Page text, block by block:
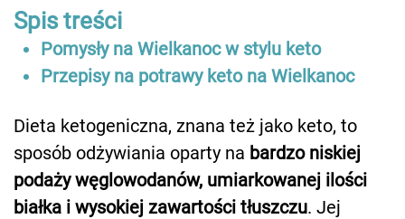
Spis treści
Pomysły na Wielkanoc w stylu keto
Przepisy na potrawy keto na Wielkanoc
Dieta ketogeniczna, znana też jako keto, to
sposób odżywiania oparty na bardzo niskiej
podaży węglowodanów, umiarkowanej ilości
białka i wysokiej zawartości tłuszczu. Jej